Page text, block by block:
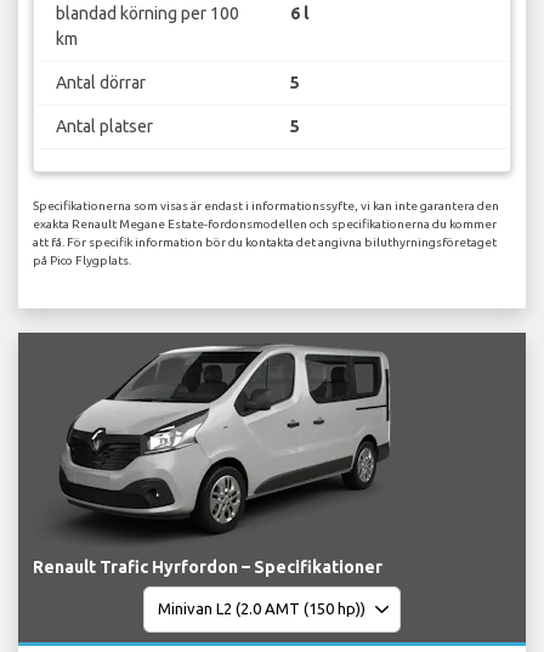
blandad körning per 100
km
6 l
Antal dörrar 5
Antal platser 5
Specifikationerna som visas är endast i informationssyfte, vi kan inte garantera den
exakta Renault Megane Estate-fordonsmodellen och specifikationerna du kommer
att få. För specifik information bör du kontakta det angivna biluthyrningsföretaget
på Pico Flygplats.
Renault Trafic Hyrfordon – Specifikationer